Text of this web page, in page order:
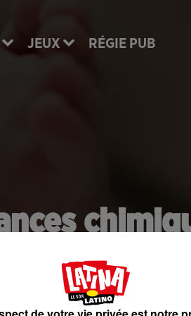
JEUX RÉGIE PUB
pour
sur un grand nombre de